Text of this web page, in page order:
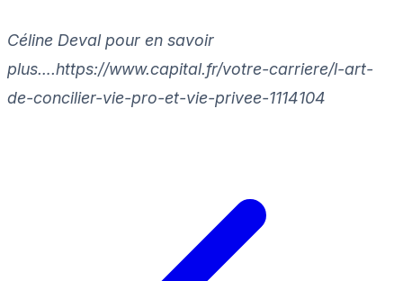
Céline Deval pour en savoir
plus….https://www.capital.fr/votre-carriere/l-art-
de-concilier-vie-pro-et-vie-privee-1114104